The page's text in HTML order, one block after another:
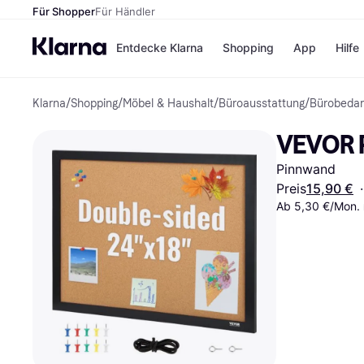
Für ShopperFür Händler
Entdecke Klarna
Zahlungsmethoden
Sofort bezahlen
Bezahle in 3 Teilzahlungen
Bezahle in bis zu 30 Tagen
Ratenzahlung
Shopping
Shops
eBay
Temu
SHEIN
App Hilfe
Klarna/Shopping/Möbel & Haushalt/Büroausstattung/
Pinnwand
Preis15,90 € ·
Ab 5,30 €/Mon.